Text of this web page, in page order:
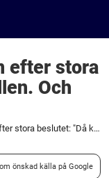
efter stora
Och
Anna Haag om chocken efter stora beslutet: "Då kom smällen. Och det var rejält"
önskad källa på Google